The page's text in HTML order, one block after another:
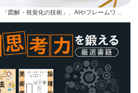
「図解・視覚化の技術」、AIやフレームワ…